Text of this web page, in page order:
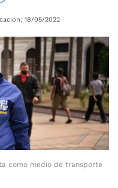
18/05/2022
como medio de transporte